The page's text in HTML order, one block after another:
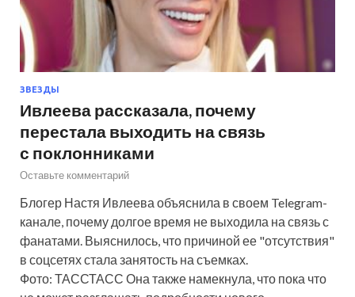
ЗВЕЗДЫ
Ивлеева рассказала, почему
перестала выходить на связь
с поклонниками
Оставьте комментарий
Блогер Настя Ивлеева объяснила в своем Telegram-
канале, почему долгое время не выходила на связь с
фанатами. Выяснилось, что причиной ее "отсутствия"
в соцсетях стала занятость на съемках.
Фото: ТАССТАСС Она также намекнула, что пока что